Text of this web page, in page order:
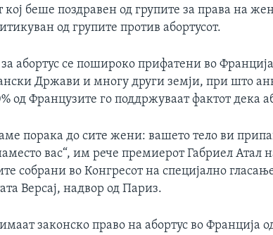
кој беше поздравен од групите за права на
од групите против абортусот.
абортус се пошироко прифатени во
Држави и многу други земји, при што
од Французите го поддржуваат фактот дека
порака до сите жени: вашето тело ви
вас“, им рече премиерот Габриел Атал
собрани во Конгресот на специјално
Версај, надвор од Париз.
законско право на абортус во Франција